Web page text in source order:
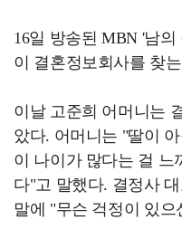
16일 방송된 MBN '남
이 결혼정보회사를 찾
이날 고준희 어머니는
았다. 어머니는 "딸이
이 나이가 많다는 걸 느
다"고 말했다. 결정사
말에 "무슨 걱정이 있